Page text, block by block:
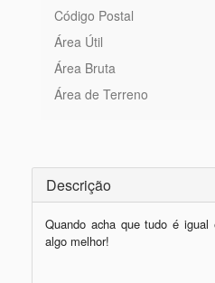
Código Postal
Área Útil
Área Bruta
Área de Terreno
Descrição
Quando acha que tudo é
algo melhor!